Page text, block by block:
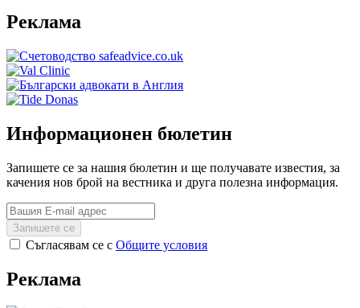
Реклама
Информационен бюлетин
Запишете се за нашия бюлетин и ще получавате известия, за
качения нов брой на вестника и друга полезна информация.
Запишете се
Съгласявам се с Общите условия
Реклама